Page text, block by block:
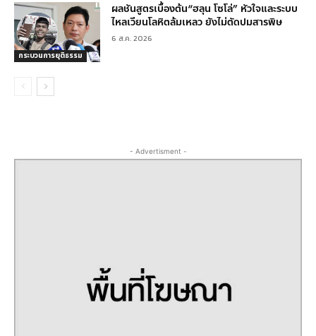
กระบวนการยุติธรรม
ผลชันสูตรเบื้องต้น“ฮลุน โซโล่” หัวใจและระบบ
ไหลเวียนโลหิตล้มเหลว ยังไม่ตัดปมสารพิษ
6 ส.ค. 2026
- Advertisment -